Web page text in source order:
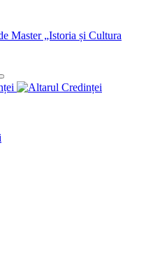
Master „Istoria și Cultura